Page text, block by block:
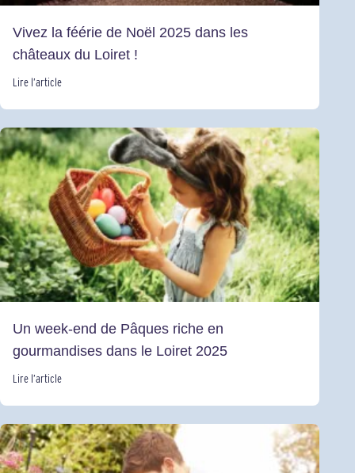
Vivez la féérie de Noël 2025 dans les
châteaux du Loiret !
Lire l’article
Un week-end de Pâques riche en
gourmandises dans le Loiret 2025
Lire l’article